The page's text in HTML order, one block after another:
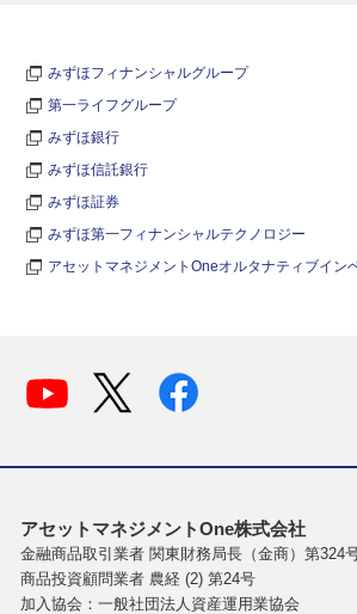
みずほフィナンシャルグループ
第一ライフグループ
みずほ銀行
みずほ信託銀行
みずほ証券
みずほ第一フィナンシャルテクノロジー
アセットマネジメントOneオルタナティブイン
アセットマネジメントOne株式会社
金融商品取引業者 関東財務局長（金商）第324
商品投資顧問業者 農経 (2) 第24号
加入協会：一般社団法人資産運用業協会